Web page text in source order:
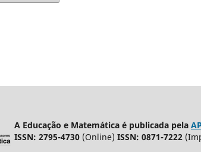
A Educação e Matemática é publicada pela
ISSN: 2795-4730 (Online) ISSN: 0871-7222